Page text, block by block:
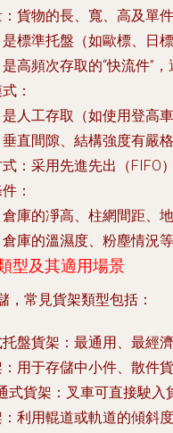
：貨物的長、寬、高及單
是標準托盤（如歐標、日
是高頻次存取的“快流件”
：
是人工存取（如使用登高
直間隙、結構強度有嚴格
：采用先進先出（FIFO
：
倉庫的凈高、柱網間距、
倉庫的溫濕度、粉塵情況
型及其適用場景
，常見貨架類型包括：
盤貨架 ：最通用、最經
：用于存儲中小件、散件
式貨架 ：叉車可直接駛
：利用輥道或軌道的傾斜